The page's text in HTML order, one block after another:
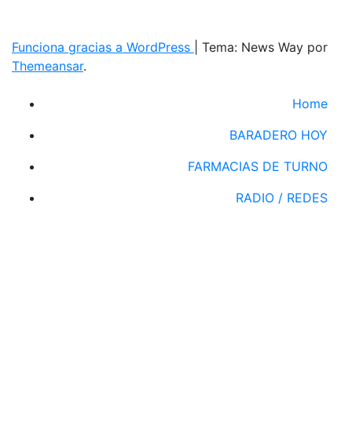
Funciona gracias a WordPress
Tema: News Way por
Themeansar.
Home
BARADERO HOY
FARMACIAS DE TURNO
RADIO / REDES